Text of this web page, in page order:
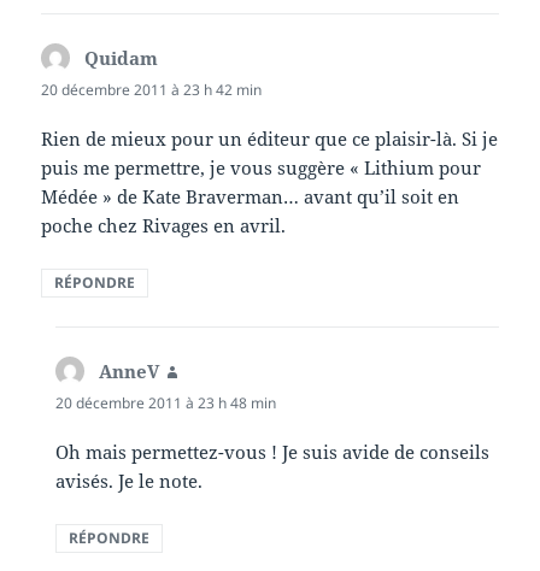
Quidam
20 décembre 2011 à 23 h 42 min
Rien de mieux pour un éditeur que ce plaisir-là. Si je
puis me permettre, je vous suggère « Lithium pour
Médée » de Kate Braverman… avant qu’il soit en
poche chez Rivages en avril.
RÉPONDRE
AnneV
20 décembre 2011 à 23 h 48 min
Oh mais permettez-vous ! Je suis avide de conseils
avisés. Je le note.
RÉPONDRE